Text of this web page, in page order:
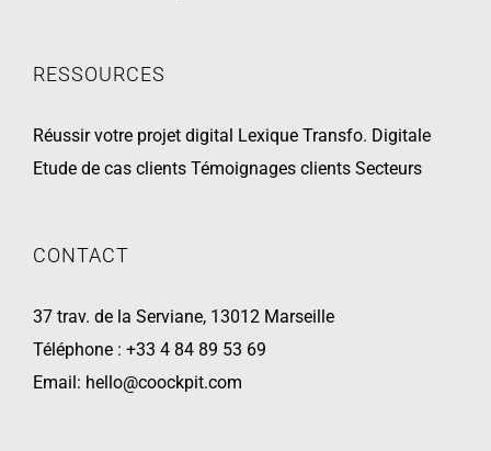
RESSOURCES
Réussir votre projet digital Lexique Transfo. Digitale
Etude de cas clients Témoignages clients Secteurs
CONTACT
37 trav. de la Serviane, 13012 Marseille
Téléphone : +33 4 84 89 53 69
Email: hello@coockpit.com